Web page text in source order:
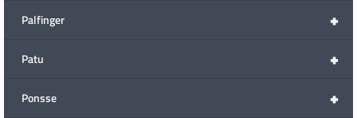
+
Palfinger
+
Patu
+
Ponsse